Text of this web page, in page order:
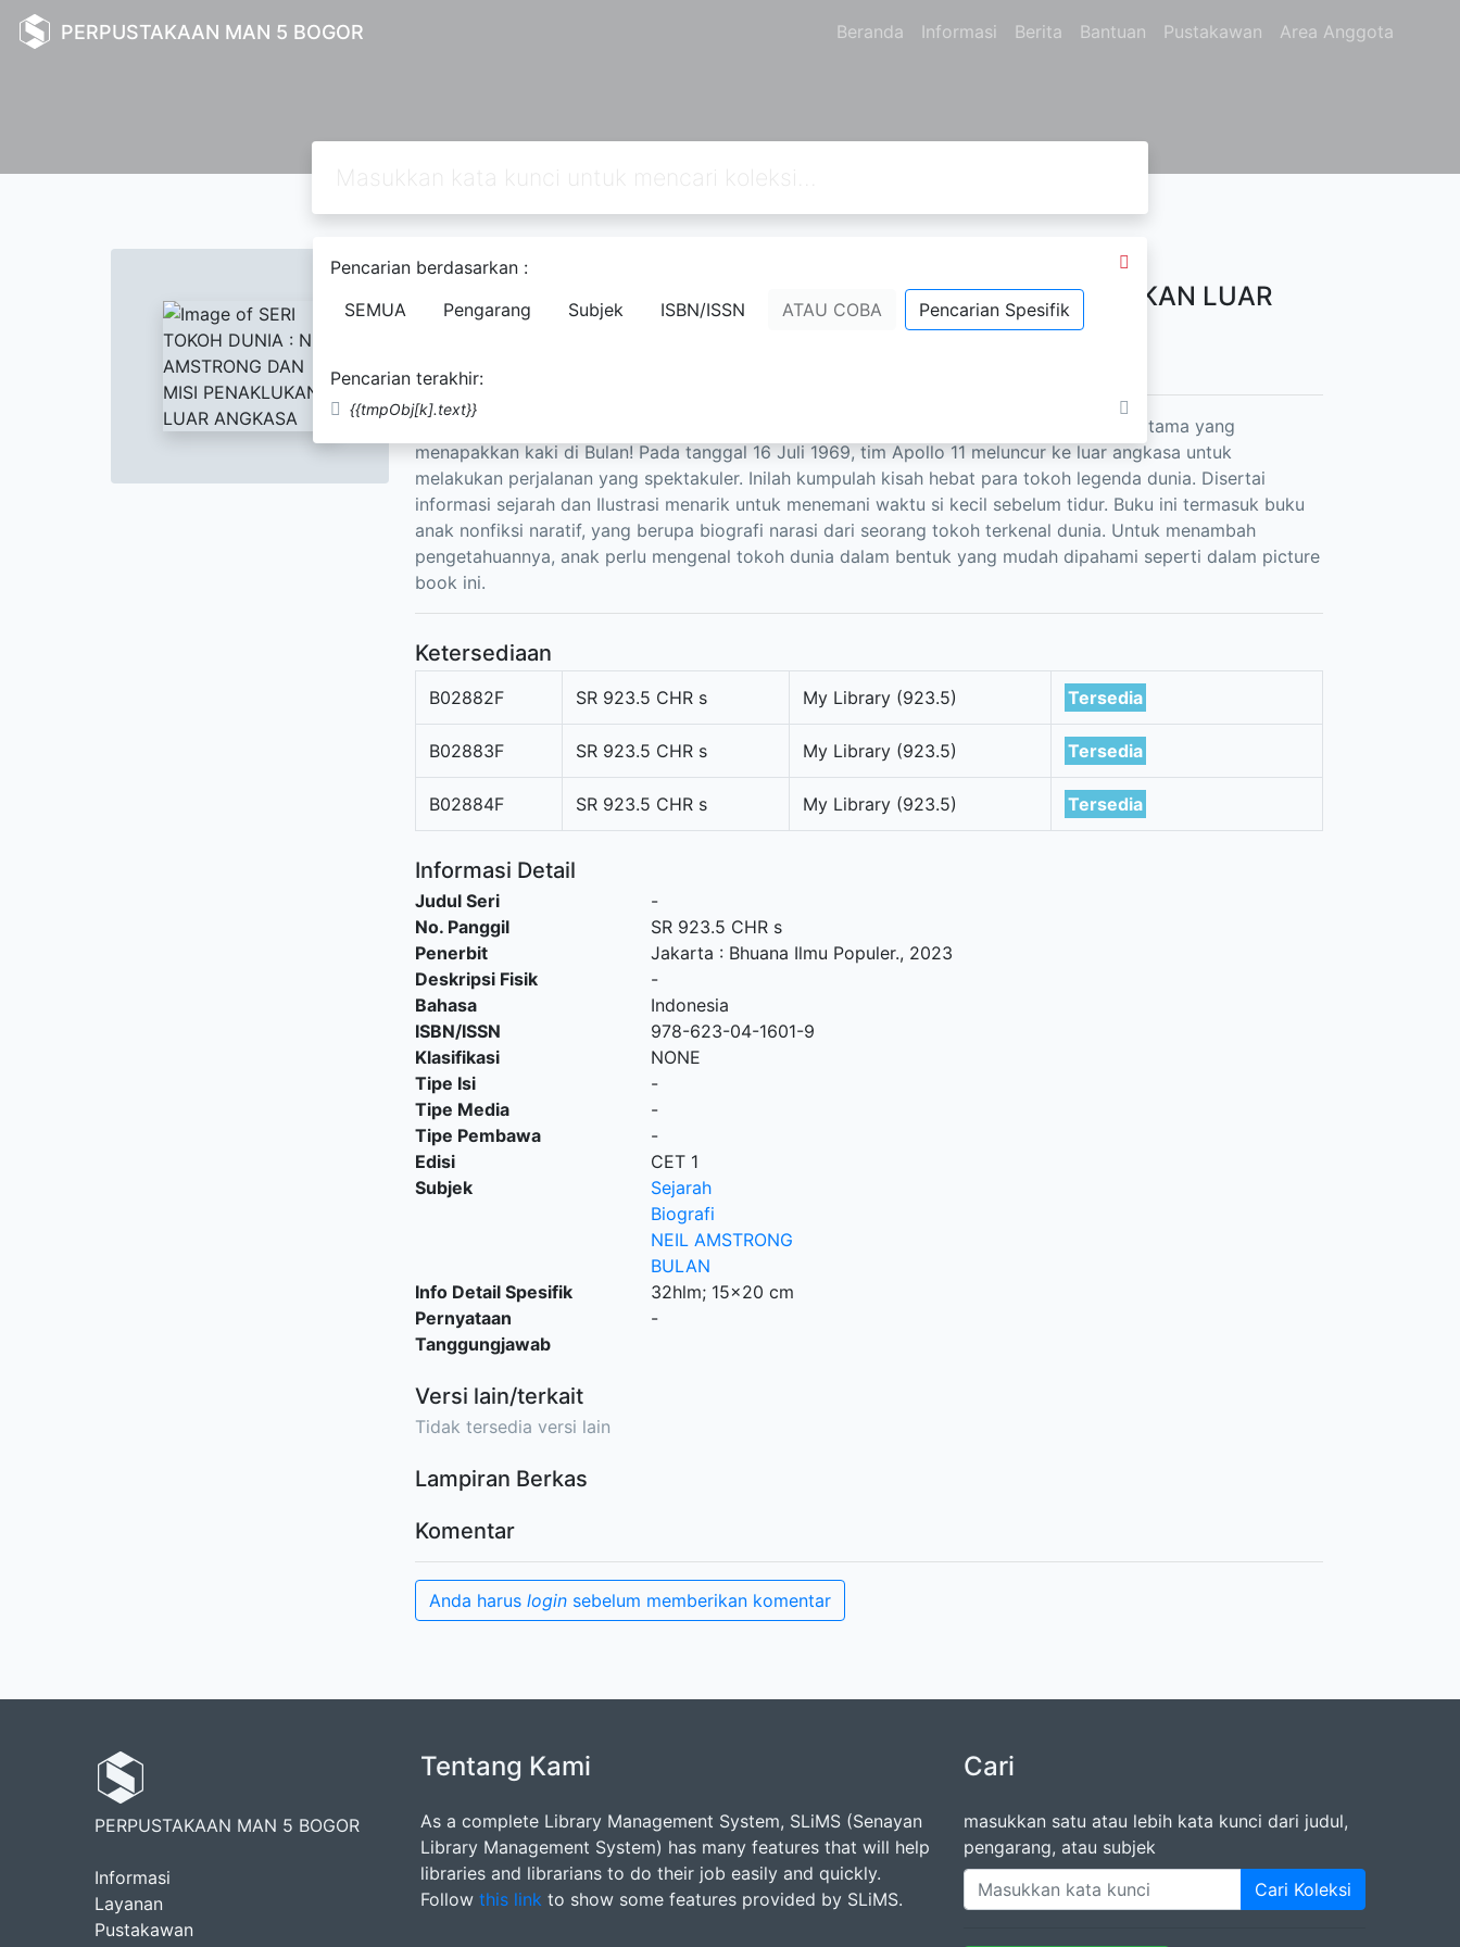
PERPUSTAKAAN MAN 5 BOGOR Beranda Informasi Berita Bantuan Pustakawan Area Anggota
Pencarian berdasarkan :
SEMUA
Pengarang Subjek ISBN/ISSN ATAU COBA Pencarian Spesifik
Pencarian terakhir:
{{tmpObj[k].text}}
Text
SERI TOKOH DUNIA : NEIL AMSTRONG DAN MISI PENAKLUKAN LUAR
ANGKASA
Neil Armstrong telah mewujudkan mimpinya, yaitu menjadi astronaut. Dialah manusia pertama yang
menapakkan kaki di Bulan! Pada tanggal 16 Juli 1969, tim Apollo 11 meluncur ke luar angkasa untuk
melakukan perjalanan yang spektakuler. Inilah kumpulah kisah hebat para tokoh legenda dunia. Disertai
informasi sejarah dan Ilustrasi menarik untuk menemani waktu si kecil sebelum tidur. Buku ini termasuk buku
anak nonfiksi naratif, yang berupa biografi narasi dari seorang tokoh terkenal dunia. Untuk menambah
pengetahuannya, anak perlu mengenal tokoh dunia dalam bentuk yang mudah dipahami seperti dalam picture
book ini.
Ketersediaan
B02882F SR 923.5 CHR s My Library (923.5) Tersedia
B02883F SR 923.5 CHR s My Library (923.5) Tersedia
B02884F SR 923.5 CHR s My Library (923.5) Tersedia
Informasi Detail
Judul Seri
-
No. Panggil
SR 923.5 CHR s
Penerbit
Jakarta : Bhuana Ilmu Populer., 2023
Deskripsi Fisik
-
Bahasa
Indonesia
ISBN/ISSN
978-623-04-1601-9
Klasifikasi
NONE
Tipe Isi
-
Tipe Media
-
Tipe Pembawa
-
Edisi
CET 1
Subjek
Sejarah
Biografi
NEIL AMSTRONG
BULAN
Info Detail Spesifik
32hlm; 15x20 cm
Pernyataan
Tanggungjawab
-
Versi lain/terkait
Tidak tersedia versi lain
Lampiran Berkas
Komentar
Anda harus login sebelum memberikan komentar
PERPUSTAKAAN MAN 5 BOGOR
Informasi
Layanan
Pustakawan
Tentang Kami
As a complete Library Management System, SLiMS (Senayan
Library Management System) has many features that will help
libraries and librarians to do their job easily and quickly.
Follow this link to show some features provided by SLiMS.
Cari
masukkan satu atau lebih kata kunci dari judul,
pengarang, atau subjek
Cari Koleksi